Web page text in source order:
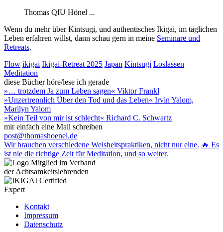
Thomas QIU Hönel ...
Wenn du mehr über Kintsugi, und authentisches Ikigai, im täglichen
Leben erfahren willst, dann schau gern in meine Seminare und
Retreats.
Flow ikigai Ikigai-Retreat 2025 Japan Kintsugi Loslassen
Meditation
diese Bücher höre/lese ich gerade
»… trotzdem Ja zum Leben sagen« Viktor Frankl
»Unzertrennlich Über den Tod und das Leben« Irvin Yalom,
Marilyn Yalom
»Kein Teil von mir ist schlecht« Richard C. Schwartz
mir einfach eine Mail schreiben
post@thomashoenel.de
Wir brauchen verschiedene Weisheitspraktiken, nicht nur eine. 🔥 Es
ist nie die richtige Zeit für Meditation, und so weiter.
Kontakt
Impressum
Datenschutz